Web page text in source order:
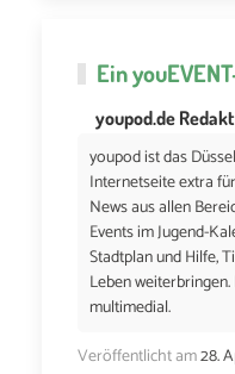
EinyouEVENT
youpod.de
youpod ist das
Internetseite extra
News aus allen
Events im Jugend-
Stadtplan und Hilfe,
Leben
multimedial.
Veröffentlicht am28.